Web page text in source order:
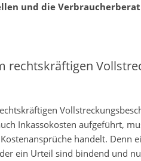
und die
rechtskräftigen
Inkassokosten aufgeführt,
handelt. Denn
ein Urteil sind bindend und